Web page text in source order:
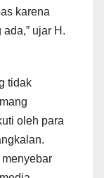
karena
ujar H.
tidak
oleh para
menyebar